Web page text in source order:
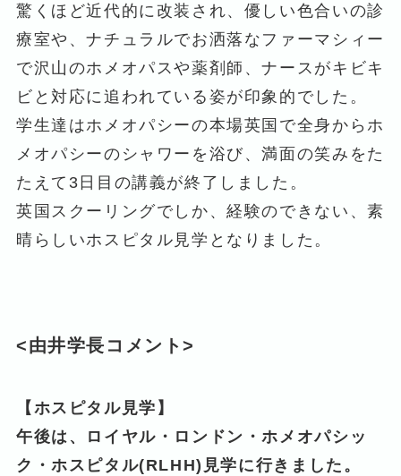
驚くほど近代的に改装され、優しい色合いの診
療室や、ナチュラルでお洒落なファーマシィー
で沢山のホメオパスや薬剤師、ナースがキビキ
ビと対応に追われている姿が印象的でした。
学生達はホメオパシーの本場英国で全身からホ
メオパシーのシャワーを浴び、満面の笑みをた
たえて3日目の講義が終了しました。
英国スクーリングでしか、経験のできない、素
晴らしいホスピタル見学となりました。
<由井学長コメント>
【ホスピタル見学】
午後は、ロイヤル・ロンドン・ホメオパシッ
ク・ホスピタル(RLHH)見学に行きました。